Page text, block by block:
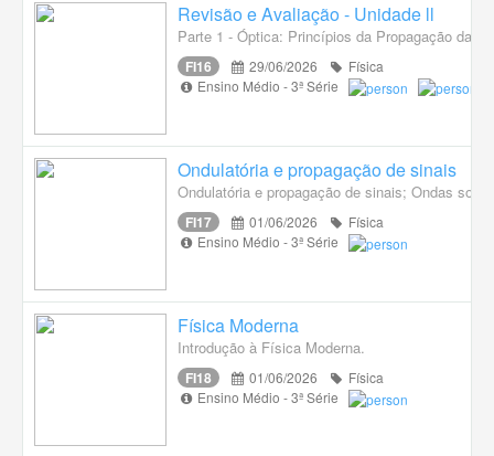
Revisão e Avaliação - Unidade ll
Parte 1 - Óptica: Princípios da Propagação da
FI16 29/06/2026
Física
Ensino Médio - 3ª Série
Ondulatória e propagação de sinais
Ondulatória e propagação de sinais; Ondas
FI17 01/06/2026
Física
Ensino Médio - 3ª Série
Física Moderna
Introdução à Física Moderna.
FI18 01/06/2026
Física
Ensino Médio - 3ª Série